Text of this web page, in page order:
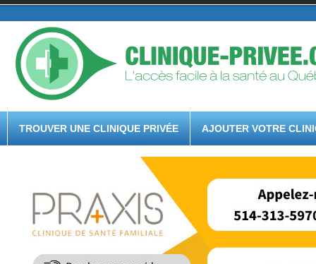
TROUVER UNE CLINIQUE PRIVÉE AJOUTER VOTRE